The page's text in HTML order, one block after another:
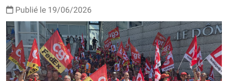
Publié le 19/06/2026